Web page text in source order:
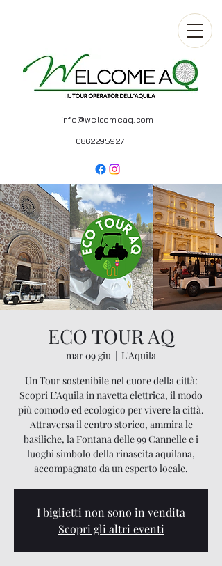
info@welcomeaq.com
0862295927
ECO TOUR AQ
mar 09 giu
  |
L'Aquila
Un Tour sostenibile nel cuore della città:
Scopri L’Aquila in navetta elettrica, il modo
più comodo ed ecologico per vivere la città.
Attraversa il centro storico, ammira le
basiliche, la Fontana delle 99 Cannelle e i
luoghi simbolo della rinascita aquilana,
accompagnato da un esperto locale.
I biglietti non sono in vendita
Scopri gli altri eventi